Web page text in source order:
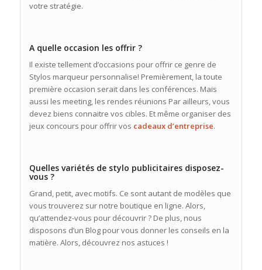
votre stratégie.
A quelle occasion les offrir ?
Il existe tellement d’occasions pour offrir ce genre de
Stylos marqueur personnalise! Premièrement, la toute
première occasion serait dans les conférences. Mais
aussi les meeting, les rendes réunions Par ailleurs, vous
devez biens connaitre vos cibles. Et même organiser des
jeux concours pour offrir vos cadeaux d’entreprise.
Quelles variétés de stylo publicitaires disposez-
vous ?
Grand, petit, avec motifs. Ce sont autant de modèles que
vous trouverez sur notre boutique en ligne. Alors,
qu’attendez-vous pour découvrir ? De plus, nous
disposons d’un Blog pour vous donner les conseils en la
matière. Alors, découvrez nos astuces !